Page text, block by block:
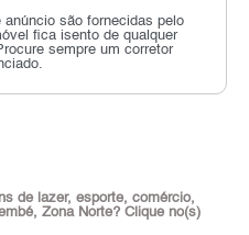
anúncio são fornecidas pelo
fica isento de qualquer
sempre um corretor
de lazer, esporte, comércio,
Zona Norte? Clique no(s)